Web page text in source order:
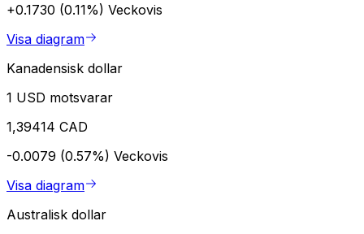
+0.1730 (0.11%) Veckovis
Visa diagram
Kanadensisk dollar
1 USD motsvarar
1,39414 CAD
-0.0079 (0.57%) Veckovis
Visa diagram
Australisk dollar